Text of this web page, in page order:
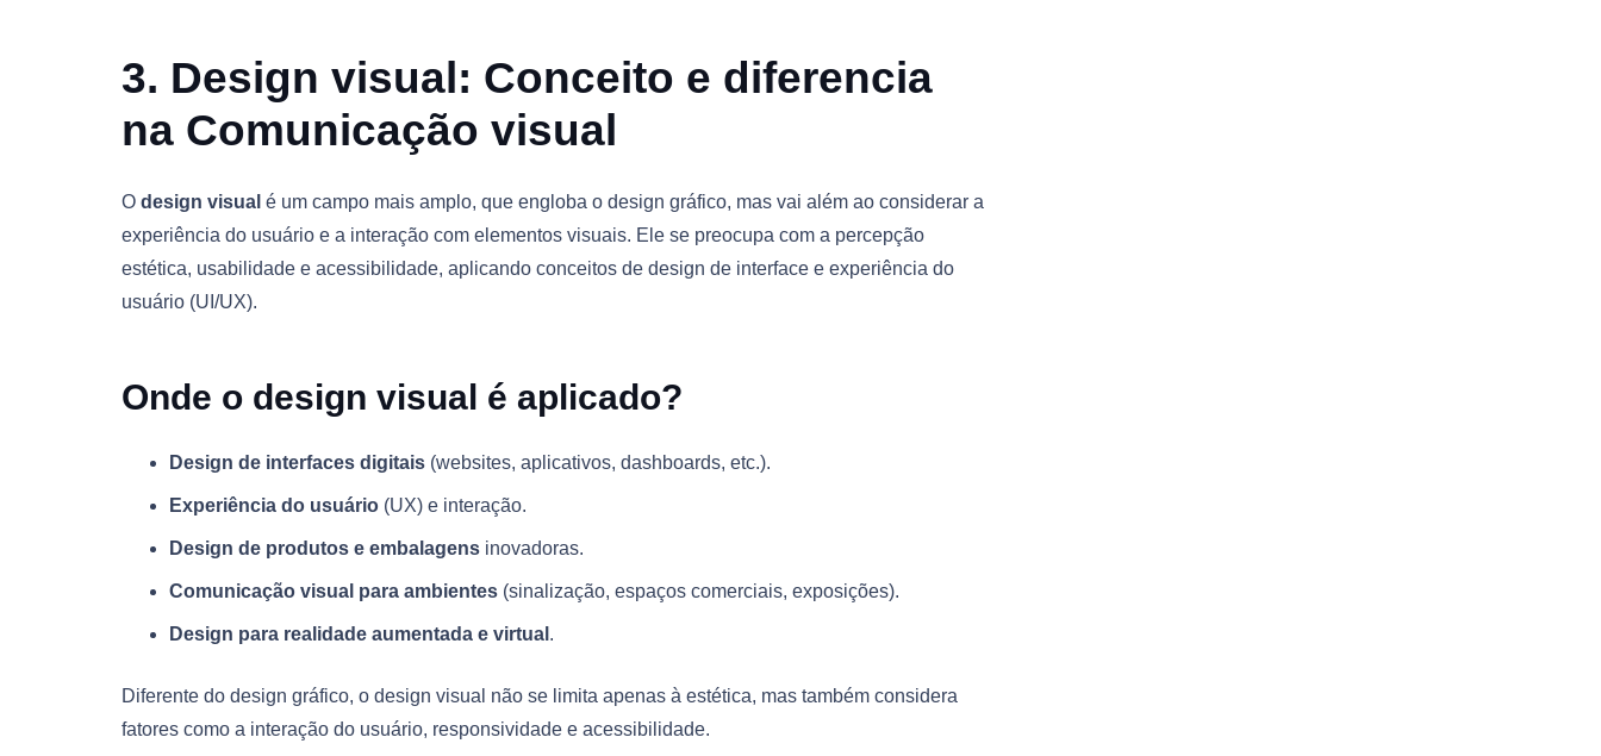
3. Design visual: Conceito e diferencia
na Comunicação visual
O design visual é um campo mais amplo, que engloba o design gráfico, mas vai além ao considerar a
experiência do usuário e a interação com elementos visuais. Ele se preocupa com a percepção
estética, usabilidade e acessibilidade, aplicando conceitos de design de interface e experiência do
usuário (UI/UX).
Onde o design visual é aplicado?
Design de interfaces digitais (websites, aplicativos, dashboards, etc.).
Experiência do usuário (UX) e interação.
Design de produtos e embalagens inovadoras.
Comunicação visual para ambientes (sinalização, espaços comerciais, exposições).
Design para realidade aumentada e virtual .
Diferente do design gráfico, o design visual não se limita apenas à estética, mas também considera
fatores como a interação do usuário, responsividade e acessibilidade.